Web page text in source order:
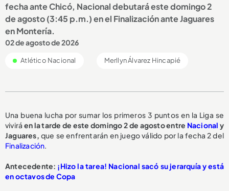
fecha ante Chicó, Nacional debutará este domingo 2
de agosto (3:45 p.m.) en el Finalización ante Jaguares
en Montería.
02 de agosto de 2026
Atlético Nacional Merllyn Álvarez Hincapié
Una buena lucha por sumar los primeros 3 puntos en la Liga se
vivirá en la tarde de este domingo 2 de agosto entre Nacional y
Jaguares, que se enfrentarán en juego válido por la fecha 2 del
Finalización.
Antecedente: ¡Hizo la tarea! Nacional sacó su jerarquía y está
en octavos de Copa